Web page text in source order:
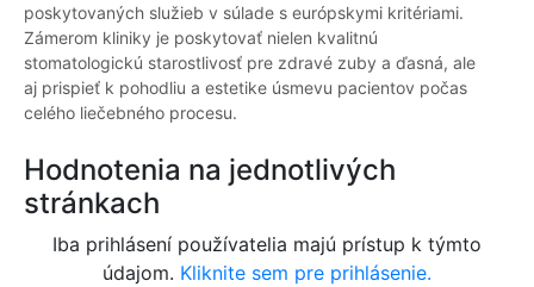
poskytovaných služieb v súlade s európskymi kritériami.
Zámerom kliniky je poskytovať nielen kvalitnú
stomatologickú starostlivosť pre zdravé zuby a ďasná, ale
aj prispieť k pohodliu a estetike úsmevu pacientov počas
celého liečebného procesu.
Hodnotenia na jednotlivých
stránkach
Iba prihlásení používatelia majú prístup k týmto
údajom. Kliknite sem pre prihlásenie.